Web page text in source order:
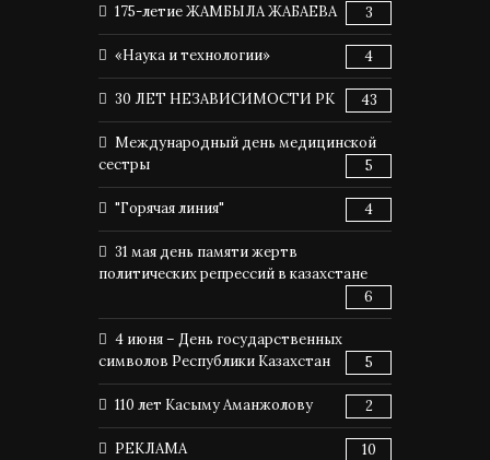
175-летие ЖАМБЫЛА ЖАБАЕВА 3
«Наука и технологии» 4
30 ЛЕТ НЕЗАВИСИМОСТИ РК 43
Международный день медицинской
сестры
5
"Горячая линия" 4
31 мая день памяти жертв
политических репрессий в казахстане
6
4 июня – День государственных
символов Республики Казахстан
5
110 лет Касыму Аманжолову 2
РЕКЛАМА 10